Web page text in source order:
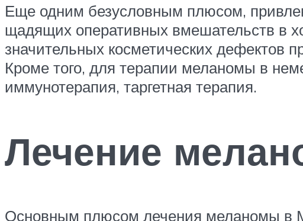
Еще одним безусловным плюсом,
щадящих оперативных вмешательств в
значительных косметических дефектов
Кроме того, для терапии меланомы в
иммунотерапия, таргетная терапия.
Лечение
Основным плюсом лечения меланомы в